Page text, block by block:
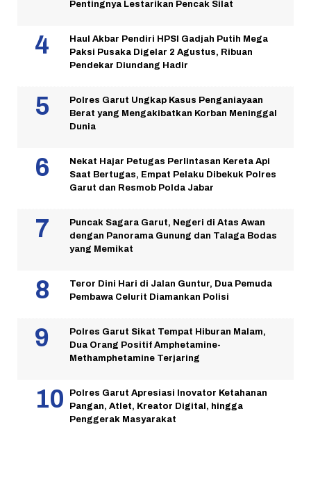
Pentingnya Lestarikan Pencak Silat
Haul Akbar Pendiri HPSI Gadjah Putih Mega
Paksi Pusaka Digelar 2 Agustus, Ribuan
Pendekar Diundang Hadir
Polres Garut Ungkap Kasus Penganiayaan
Berat yang Mengakibatkan Korban Meninggal
Dunia
Nekat Hajar Petugas Perlintasan Kereta Api
Saat Bertugas, Empat Pelaku Dibekuk Polres
Garut dan Resmob Polda Jabar
Puncak Sagara Garut, Negeri di Atas Awan
dengan Panorama Gunung dan Talaga Bodas
yang Memikat
Teror Dini Hari di Jalan Guntur, Dua Pemuda
Pembawa Celurit Diamankan Polisi
Polres Garut Sikat Tempat Hiburan Malam,
Dua Orang Positif Amphetamine-
Methamphetamine Terjaring
Polres Garut Apresiasi Inovator Ketahanan
Pangan, Atlet, Kreator Digital, hingga
Penggerak Masyarakat